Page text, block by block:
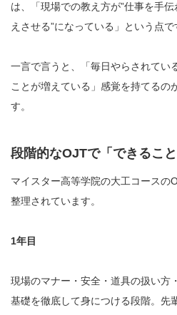
は、「現場での教え方が”仕事を手
えさせる”になっている」という点で
一言で言うと、「毎日やらされてい
ことが増えている」感覚を持てるの
す。
段階的なOJTで「できるこ
マイスター高等学院の大工コースの
整理されています。
1年目
現場のマナー・安全・道具の扱い方
基礎を徹底して身につける段階。先